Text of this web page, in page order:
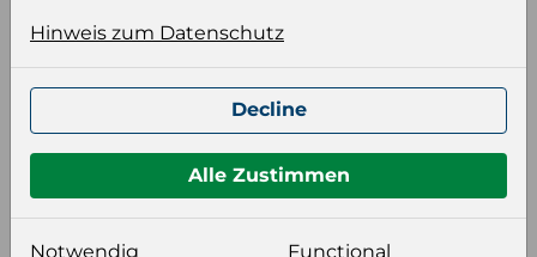
Einloggen um den Preis zu
sehen
Sie müssen eingeloggt sein, um Preise zu
sehen und/oder dieses Produkt zu kaufen.
Anmeldung für B2B Konto
Hinweis zum Datenschutz
Decline
Alle Zustimmen
Notwendig Functional